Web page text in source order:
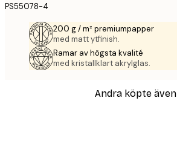
PS55078-4
200 g / m² premiumpapper
med matt ytfinish.
Ramar av högsta kvalité
med kristallklart akrylglas.
Andra köpte även